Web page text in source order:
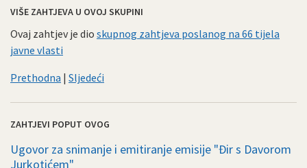
VIŠE ZAHTJEVA U OVOJ SKUPINI
Ovaj zahtjev je dio skupnog zahtjeva poslanog na 66 tijela
javne vlasti
Prethodna | Sljedeći
ZAHTJEVI POPUT OVOG
Ugovor za snimanje i emitiranje emisije "Đir s Davorom
Jurkotićem"